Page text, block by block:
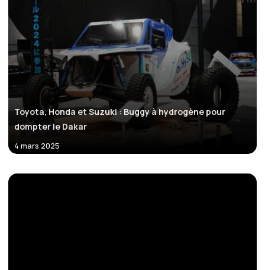
Toyota, Honda et Suzuki : Buggy à hydrogène pour
dompter le Dakar
4 mars 2025